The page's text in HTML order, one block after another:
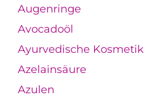
Augenringe
Avocadoöl
Ayurvedische Kosmetik
Azelainsäure
Azulen